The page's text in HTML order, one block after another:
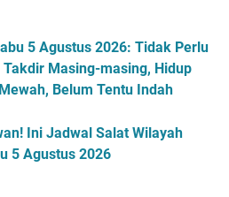
5 Agustus 2026: Tidak Perlu
Takdir Masing-masing, Hidup
Belum Tentu Indah
Ini Jadwal Salat Wilayah
5 Agustus 2026